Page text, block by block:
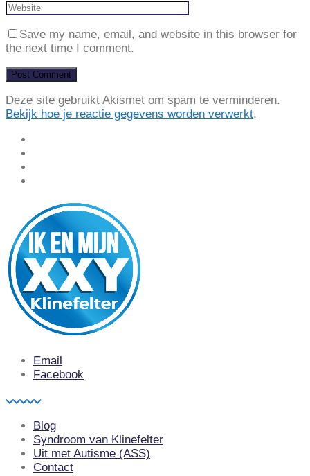
Save my name, email, and website in this browser for
the next time I comment.
Deze site gebruikt Akismet om spam te verminderen.
Bekijk hoe je reactie gegevens worden verwerkt.
Email
Facebook
Blog
Syndroom van Klinefelter
Uit met Autisme (ASS)
Contact